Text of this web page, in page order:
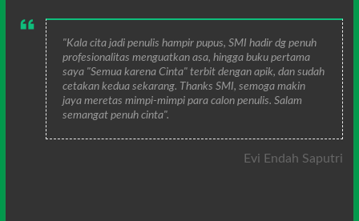
"Kala cita jadi penulis hampir pupus, SMI hadir dg penuh
profesionalitas menguatkan asa, hingga buku pertama
saya "Semua karena Cinta" terbit dengan apik, dan sudah
cetakan kedua sekarang. Thanks SMI, semoga makin
jaya meretas mimpi-mimpi para calon penulis. Salam
semangat penuh cinta".
Evi Endah Saputri